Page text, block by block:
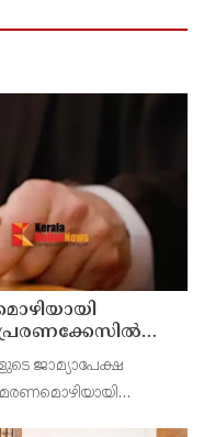
ജാമ്യാപേക്ഷ